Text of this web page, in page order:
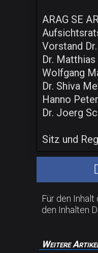
ARAG SE
Vorstand
Dr.
Wolfgang
Dr. Shiva
Hanno
Dr. Joerg
Sitz und
Für den
den Inhalten
Weitere